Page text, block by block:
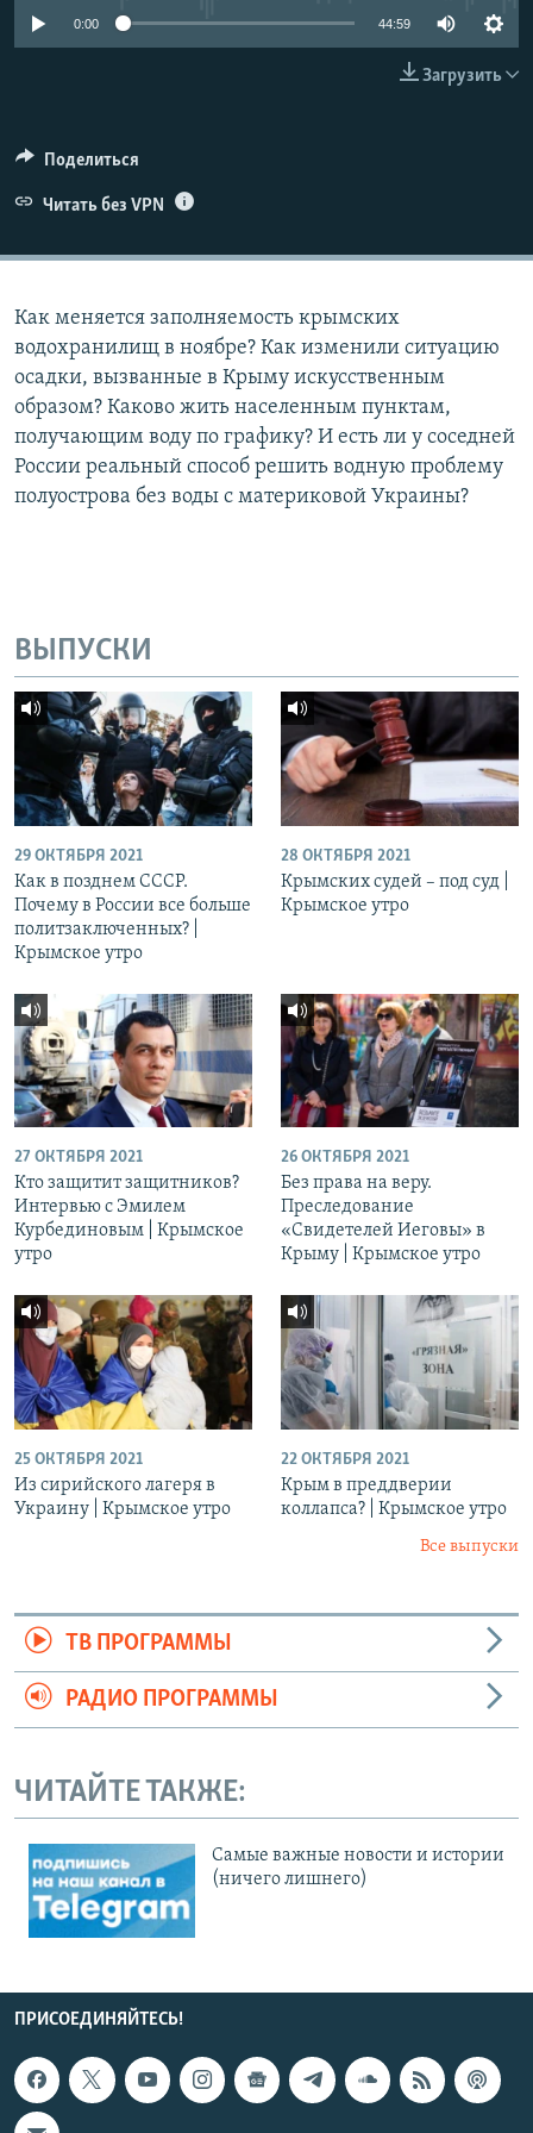
ПОБЕДИТЕЛЕЙ НЕ СУДЯТ?
УКРАИНСКАЯ ПРОБЛЕМА КРЫМА
ПРИСОЕДИНЯЙТЕСЬ!
0:00 44:59
Загрузить
Поделиться
Читать без VPN
Как меняется заполняемость крымских
водохранилищ в ноябре? Как изменили ситуацию
осадки, вызванные в Крыму искусственным
образом? Каково жить населенным пунктам,
получающим воду по графику? И есть ли у соседней
России реальный способ решить водную проблему
полуострова без воды с материковой Украины?
ВЫПУСКИ
29 ОКТЯБРЯ 2021
Как в позднем СССР.
Почему в России все больше
политзаключенных? |
Крымское утро
28 ОКТЯБРЯ 2021
Крымских судей – под суд |
Крымское утро
27 ОКТЯБРЯ 2021
Кто защитит защитников?
Интервью с Эмилем
Курбединовым | Крымское
утро
26 ОКТЯБРЯ 2021
Без права на веру.
Преследование
«Свидетелей Иеговы» в
Крыму | Крымское утро
25 ОКТЯБРЯ 2021
Из сирийского лагеря в
Украину | Крымское утро
22 ОКТЯБРЯ 2021
Крым в преддверии
коллапса? | Крымское утро
Все выпуски
ТВ ПРОГРАММЫ
РАДИО ПРОГРАММЫ
ЧИТАЙТЕ ТАКЖЕ:
Cамые важные новости и истории
(ничего лишнего)
ПРИСОЕДИНЯЙТЕСЬ!